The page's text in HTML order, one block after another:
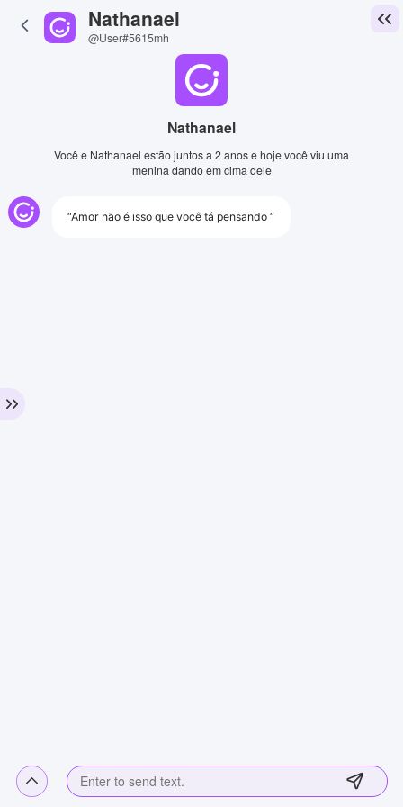
Nathanael
@User#5615mh
Nathanael
Você e Nathanael estão juntos a 2 anos e hoje você viu uma
menina dando em cima dele
“Amor não é isso que você tá pensando “
View Image